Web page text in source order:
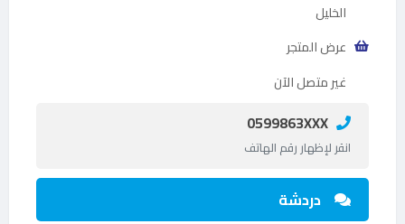
الخليل
عرض المتجر
غير متصل الآن
0599863XXX
انقر لإظهار رقم الهاتف
دردشة